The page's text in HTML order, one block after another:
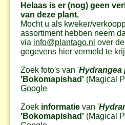
Helaas is er (nog) geen
van deze plant.
Mocht u als kweker/
assortiment hebben neem
via info@plantago.nl over
gegevens hier vermeld te
Zoek foto's van 'Hydrangea
'Bokomapishad' (Magical
Google
Zoek informatie van '
'Bokomapishad' (Magical